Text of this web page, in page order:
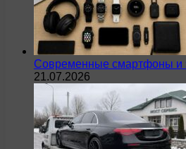
Современные смартфоны и
21.07.2026